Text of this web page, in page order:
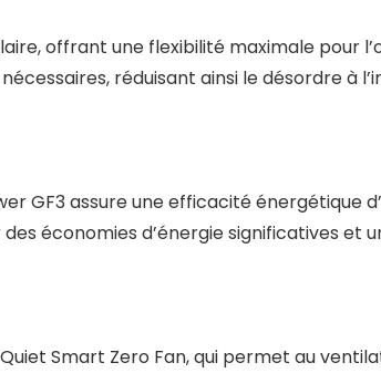
offrant une flexibilité maximale pour
réduisant ainsi le désordre à
GF3 assure une efficacité énergétique
économies d’énergie significatives et
Smart Zero Fan, qui permet au